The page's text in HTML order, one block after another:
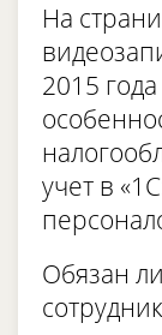
На
2015
учет в
Обязан